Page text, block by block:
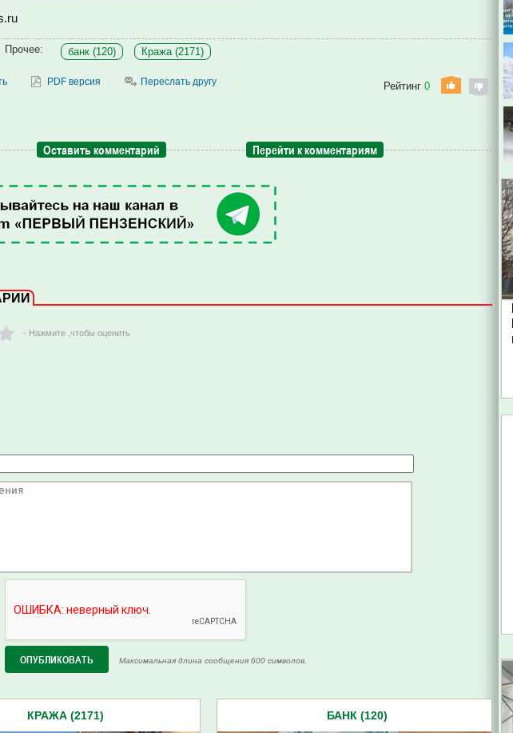
Прочее: банк (120) Кража (2171)
PDF версия Переслать другу Рейтинг 0
Оставить комментарий Перейти к комментариям
- Нажмите ,чтобы оценить
Максимальная длина сообщения 600 символов.
КРАЖА (2171) БАНК (120)